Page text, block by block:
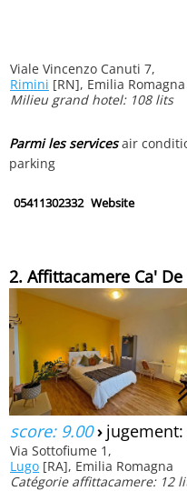
Viale Vincenzo Canuti 7,
Rimini [RN], Emilia Romagna
Milieu grand hotel: 108 lits
Parmi les servicesair
parking
05411302332 Website
2. Affittacamere Ca'
score: 9.00›
Via Sottofiume 1,
Lugo [RA], Emilia Romagna
Catégorie affittacamere: 12